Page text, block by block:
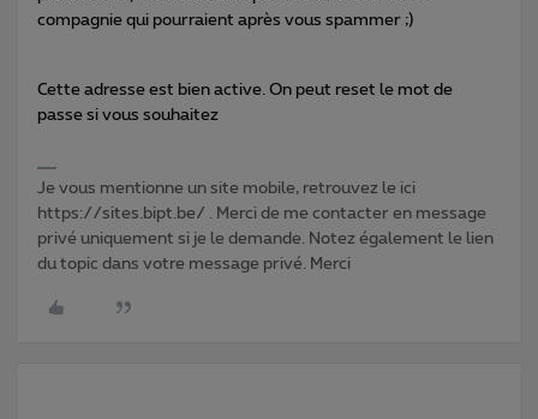
compagnie qui pourraient après vous spammer ;)
Cette adresse est bien active. On peut reset le mot de
passe si vous souhaitez
Je vous mentionne un site mobile, retrouvez le ici
https://sites.bipt.be/ . Merci de me contacter en message
privé uniquement si je le demande. Notez également le lien
du topic dans votre message privé. Merci